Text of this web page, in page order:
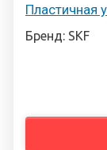
Пластичная
Бренд: SKF